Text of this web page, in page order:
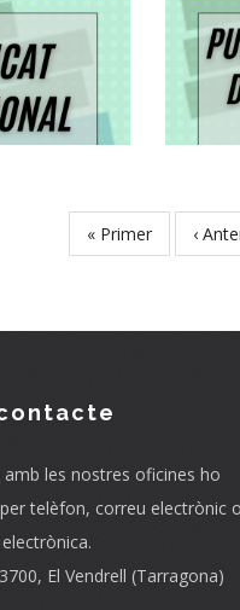
De
First
page
« Primer
page
‹
les nostres oficines ho
telèfon, correu electrònic o
El Vendrell (Tarragona)